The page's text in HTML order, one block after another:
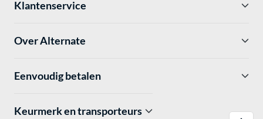
Klantenservice
Over Alternate
Eenvoudig betalen
Keurmerk en transporteurs